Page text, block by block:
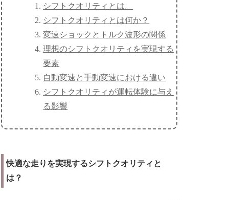
シフトクオリティとは。
シフトクオリティとは何か？
変速ショックとトルク波形の関係
理想のシフトクオリティを実現する
要素
自動変速と手動変速における違い
シフトクオリティが運転体験に与え
る影響
快適な走りを実現するシフトクオリティと
は？